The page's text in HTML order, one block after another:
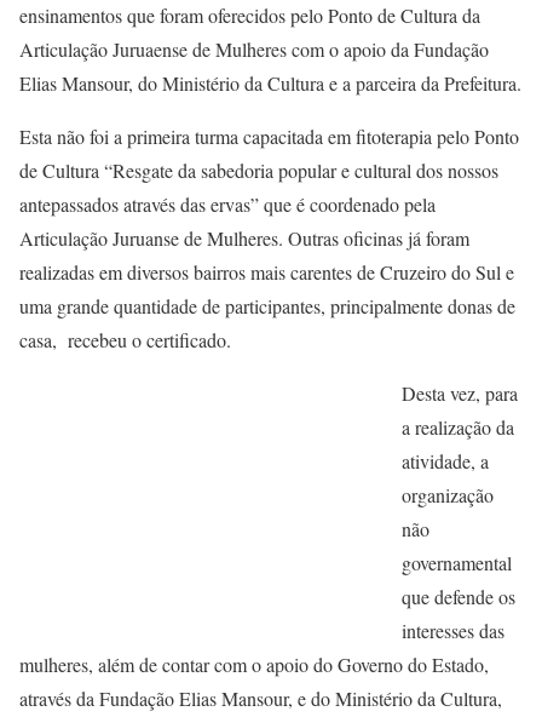
ensinamentos que foram oferecidos pelo Ponto de Cultura da
Articulação Juruaense de Mulheres com o apoio da Fundação
Elias Mansour, do Ministério da Cultura e a parceira da Prefeitura.
Esta não foi a primeira turma capacitada em fitoterapia pelo Ponto
de Cultura “Resgate da sabedoria popular e cultural dos nossos
antepassados através das ervas” que é coordenado pela
Articulação Juruanse de Mulheres. Outras oficinas já foram
realizadas em diversos bairros mais carentes de Cruzeiro do Sul e
uma grande quantidade de participantes, principalmente donas de
casa, recebeu o certificado.
Desta vez, para
a realização da
atividade, a
organização
não
governamental
que defende os
interesses das
mulheres, além de contar com o apoio do Governo do Estado,
através da Fundação Elias Mansour, e do Ministério da Cultura,